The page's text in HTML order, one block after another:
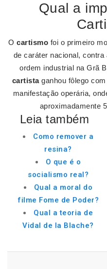
Qual a
O cartismo foi o primeiro
de caráter nacional,
ordem industrial na Grã
cartistaganhou fôlego
manifestação operária,
aproximadamente
Leia também
Como remover a
resina?
O que é o
socialismo real?
Qual a moral do
filme Fome de Poder?
Qual a teoria de
Vidal de la Blache?